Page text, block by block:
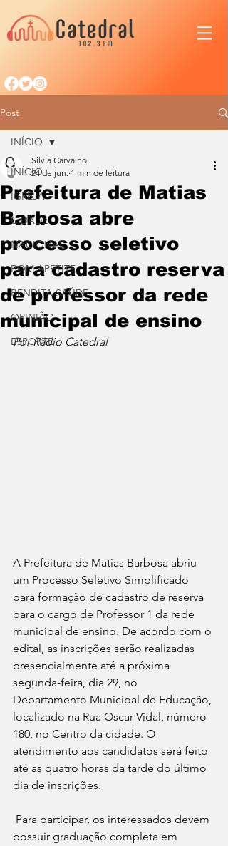
Post
INÍCIO
IGREJA
CIDADE
NACIONAL
BOM APETITE
BENDITA SAÚDE
OPINIÃO
ESPORTE
INÍCIO
Prefeitura de Matias
Barbosa abre
processo seletivo
para cadastro reserva
de professor da rede
municipal de ensino
Silvia Carvalho
24 de jun. 1 min de leitura
Por Rádio Catedral
A Prefeitura de Matias Barbosa abriu
um Processo Seletivo Simplificado
para formação de cadastro de reserva
para o cargo de Professor 1 da rede
municipal de ensino. De acordo com o
edital, as inscrições serão realizadas
presencialmente até a próxima
segunda-feira, dia 29, no
Departamento Municipal de Educação,
localizado na Rua Oscar Vidal, número
180, no Centro da cidade. O
atendimento aos candidatos será feito
até as quatro horas da tarde do último
dia de inscrições.
Para participar, os interessados devem
possuir graduação completa em